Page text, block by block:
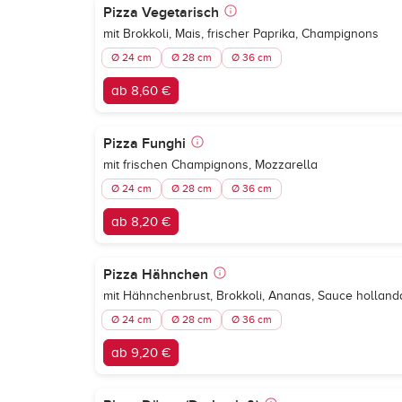
Pizza Vegetarisch
mit Brokkoli, Mais, frischer Paprika, Champignons
Ø 24 cm Ø 28 cm Ø 36 cm
ab 8,60 €
Pizza Funghi
mit frischen Champignons, Mozzarella
Ø 24 cm Ø 28 cm Ø 36 cm
ab 8,20 €
Pizza Hähnchen
mit Hähnchenbrust, Brokkoli, Ananas, Sauce
Ø 24 cm Ø 28 cm Ø 36 cm
ab 9,20 €